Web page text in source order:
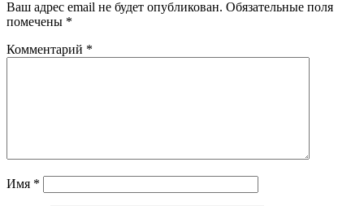
Ваш адрес email не будет опубликован. Обязательные поля
помечены *
Комментарий *
Имя *